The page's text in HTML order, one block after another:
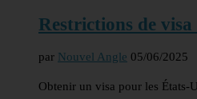
Restrictions de
par Nouvel Angle 05/06/2025
Obtenir un visa pour les